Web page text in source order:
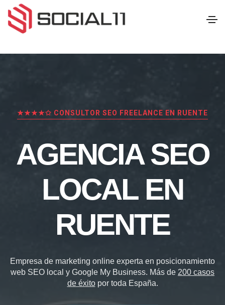
★★★★✩ CONSULTOR SEO FREELANCE EN RUENTE
AGENCIA SEO
LOCAL EN
RUENTE
Empresa de marketing online experta en posicionamiento
web SEO local y Google My Business. Más de 200 casos
de éxitopor toda España.